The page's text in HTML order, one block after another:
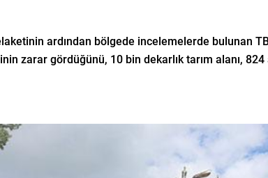
ardından bölgede incelemelerde bulunan
zarar gördüğünü, 10 bin dekarlık tarım alanı, 824